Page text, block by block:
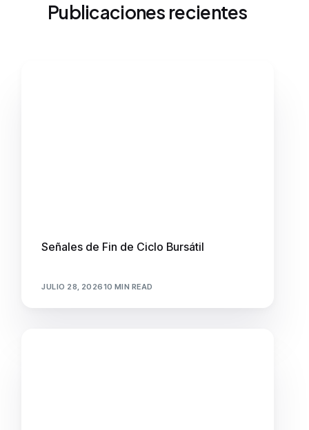
Publicaciones recientes
Señales de Fin de Ciclo Bursátil
JULIO 28, 202610 MIN READ